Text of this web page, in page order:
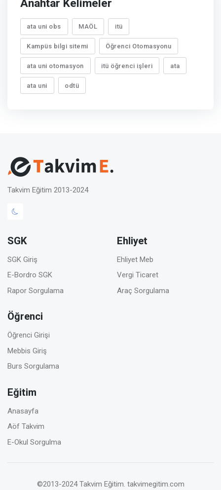
Anahtar Kelimeler
ata uni obs MAÖL itü
Kampüs bilgi sitemi Öğrenci Otomasyonu
ata uni otomasyon itü öğrenci işleri ata
ata uni odtü
Takvim Eğitim 2013-2024
SGK
SGK Giriş
E-Bordro SGK
Rapor Sorgulama
Ehliyet
Ehliyet Meb
Vergi Ticaret
Araç Sorgulama
Öğrenci
Öğrenci Girişi
Mebbis Giriş
Burs Sorgulama
Eğitim
Anasayfa
Aöf Takvim
E-Okul Sorgulma
©2013-2024 Takvim Eğitim. takvimegitim.com